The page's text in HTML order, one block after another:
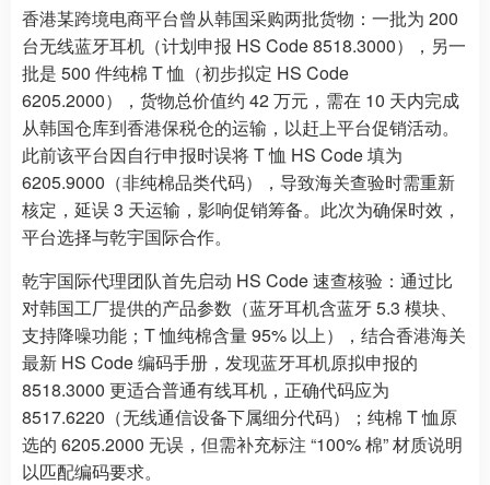
香港某跨境电商平台曾从韩国采购两批货物：一批为 200
台无线蓝牙耳机（计划申报 HS Code 8518.3000），另一
批是 500 件纯棉 T 恤（初步拟定 HS Code
6205.2000），货物总价值约 42 万元，需在 10 天内完成
从韩国仓库到香港保税仓的运输，以赶上平台促销活动。
此前该平台因自行申报时误将 T 恤 HS Code 填为
6205.9000（非纯棉品类代码），导致海关查验时需重新
核定，延误 3 天运输，影响促销筹备。此次为确保时效，
平台选择与乾宇国际合作。
乾宇国际代理团队首先启动 HS Code 速查核验：通过比
对韩国工厂提供的产品参数（蓝牙耳机含蓝牙 5.3 模块、
支持降噪功能；T 恤纯棉含量 95% 以上），结合香港海关
最新 HS Code 编码手册，发现蓝牙耳机原拟申报的
8518.3000 更适合普通有线耳机，正确代码应为
8517.6220（无线通信设备下属细分代码）；纯棉 T 恤原
选的 6205.2000 无误，但需补充标注 “100% 棉” 材质说明
以匹配编码要求。